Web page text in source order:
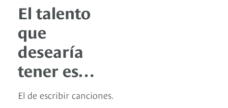
El talento
que
desearía
tener es…
El de escribir canciones.